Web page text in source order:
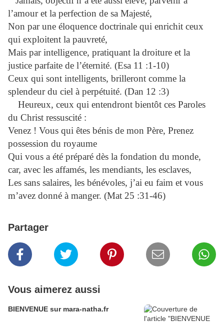
l’amour et la perfection de sa Majesté,
Non par une éloquence doctrinale qui enrichit ceux
qui exploitent la pauvreté,
Mais par intelligence, pratiquant la droiture et la
justice parfaite de l’éternité. (Esa 11 :1-10)
Ceux qui sont intelligents, brilleront comme la
splendeur du ciel à perpétuité. (Dan 12 :3)
Heureux, ceux qui entendront bientôt ces Paroles
du Christ ressuscité :
Venez ! Vous qui êtes bénis de mon Père, Prenez
possession du royaume
Qui vous a été préparé dès la fondation du monde,
car, avec les affamés, les mendiants, les esclaves,
Les sans salaires, les bénévoles, j’ai eu faim et vous
m’avez donné à manger. (Mat 25 :31-46)
Partager
Vous aimerez aussi
BIENVENUE sur mara-natha.fr